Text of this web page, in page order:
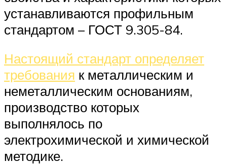
устанавливаются профильным
стандартом – ГОСТ 9.305-84.
Настоящий стандарт определяет
требования к металлическим и
неметаллическим основаниям,
производство которых
выполнялось по
электрохимической и химической
методике.